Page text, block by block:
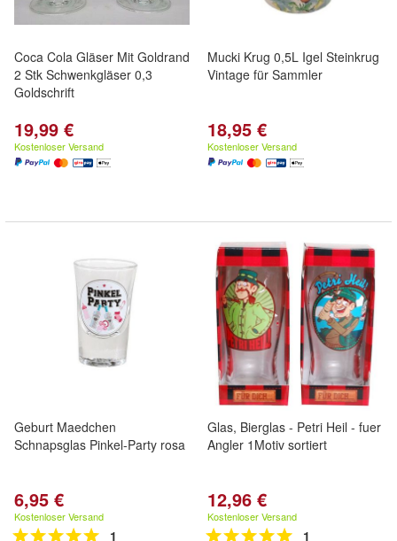
Coca Cola Gläser Mit Goldrand
2 Stk Schwenkgläser 0,3
Goldschrift
19,99 €
Kostenloser Versand
Mucki Krug 0,5L Igel Steinkrug
Vintage für Sammler
18,95 €
Kostenloser Versand
Geburt Maedchen
Schnapsglas Pinkel-Party rosa
6,95 €
Kostenloser Versand
1
Glas, Bierglas - Petri Heil - fuer
Angler 1Motiv sortiert
12,96 €
Kostenloser Versand
1